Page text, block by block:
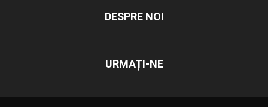
DESPRE NOI
URMAȚI-NE